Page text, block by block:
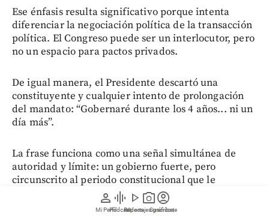
person
Mi Perfil
graphic_eq
Pódcast
play_arrow
Videos
photo_camera
Reportajes gráficos
account_circle
Suscríbete
Ese énfasis resulta significativo porque intenta
diferenciar la negociación política de la transacción
política. El Congreso puede ser un interlocutor, pero
no un espacio para pactos privados.
De igual manera, el Presidente descartó una
constituyente y cualquier intento de prolongación
del mandato: “Gobernaré durante los 4 años... ni un
día más”.
La frase funciona como una señal simultánea de
autoridad y límite: un gobierno fuerte, pero
circunscrito al periodo constitucional que le